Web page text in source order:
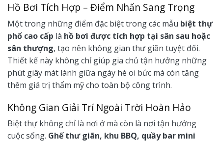
Hồ Bơi Tích Hợp – Điểm Nhấn Sang Trọng
Một trong những điểm đặc biệt trong các mẫu biệt thự
phố cao cấp là hồ bơi được tích hợp tại sân sau hoặc
sân thượng, tạo nên không gian thư giãn tuyệt đối.
Thiết kế này không chỉ giúp gia chủ tận hưởng những
phút giây mát lành giữa ngày hè oi bức mà còn tăng
thêm giá trị thẩm mỹ cho toàn bộ công trình.
Không Gian Giải Trí Ngoài Trời Hoàn Hảo
Biệt thự không chỉ là nơi ở mà còn là nơi tận hưởng
cuộc sống. Ghế thư giãn, khu BBQ, quầy bar mini